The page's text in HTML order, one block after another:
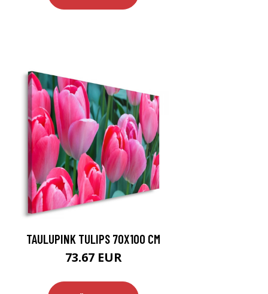
TAULUPINK TULIPS 70X100 CM
73.67 EUR